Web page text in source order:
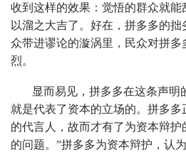
收到这样的效果：觉悟的群众就
以溜之大吉了。好在，拼多多的
众带进谬论的漩涡里，民众对拼多
烈。
显而易见，拼多多在这条声明
就是代表了资本的立场的。拼多
的代言人，故而才有了为资本辩护
的问题。”拼多多为资本辩护，认